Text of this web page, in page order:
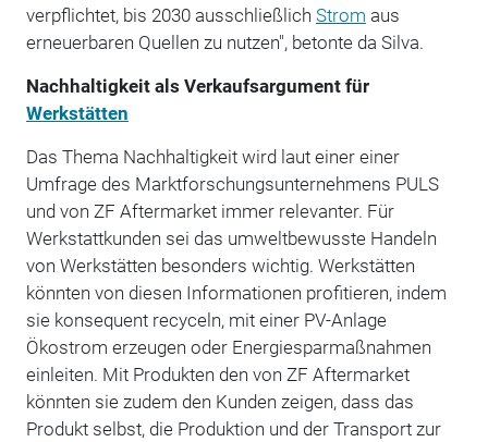
verpflichtet, bis 2030 ausschließlich Strom aus
erneuerbaren Quellen zu nutzen", betonte da Silva.
Nachhaltigkeit als Verkaufsargument für
Werkstätten
Das Thema Nachhaltigkeit wird laut einer einer
Umfrage des Marktforschungsunternehmens PULS
und von ZF Aftermarket immer relevanter. Für
Werkstattkunden sei das umweltbewusste Handeln
von Werkstätten besonders wichtig. Werkstätten
könnten von diesen Informationen profitieren, indem
sie konsequent recyceln, mit einer PV-Anlage
Ökostrom erzeugen oder Energiesparmaßnahmen
einleiten. Mit Produkten den von ZF Aftermarket
könnten sie zudem den Kunden zeigen, dass das
Produkt selbst, die Produktion und der Transport zur